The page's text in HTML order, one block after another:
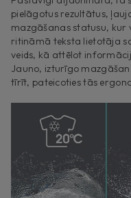
pielāgotus rezultātus,
mazgāšanas statusu, kur
ritināmā teksta lietotāja
veids, kā attēlot
Jauno, izturīgo
tīrīt, pateicoties tās